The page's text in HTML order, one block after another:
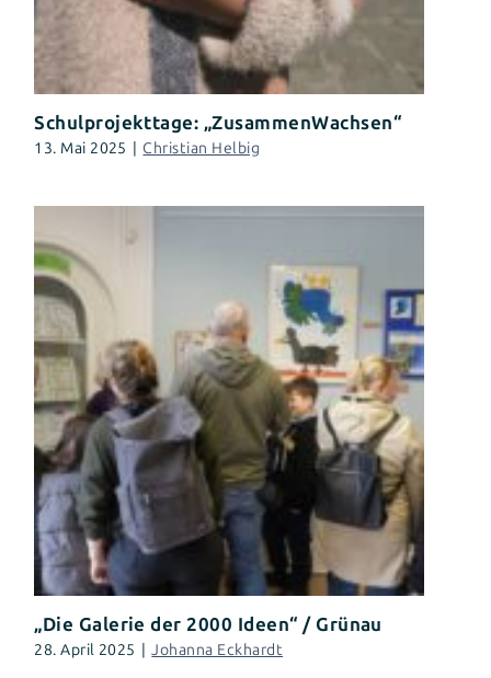
Schulprojekttage: „ZusammenWachsen“
13. Mai 2025 Christian Helbig
„Die Galerie der 2000 Ideen“ / Grünau
28. April 2025 Johanna Eckhardt